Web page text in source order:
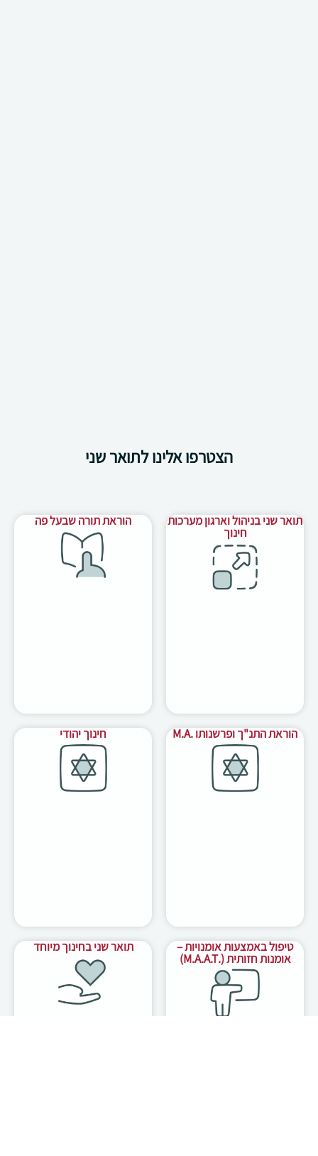
הצטרפו אלינו לתואר שני
תואר שני בניהול וארגון מערכות
חינוך
הוראת תורה שבעל פה
הוראת התנ"ך ופרשנותו .M.A חינוך יהודי
טיפול באמצעות אומנויות –
אומנות חזותית (.M.A.A.T)
תואר שני בחינוך מיוחד